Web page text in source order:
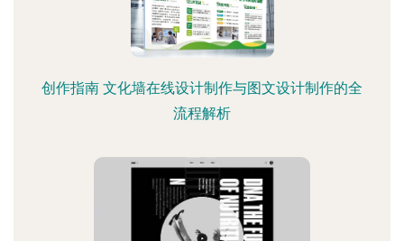
创作指南 文化墙在线设计制作与图文设计制作的全
流程解析